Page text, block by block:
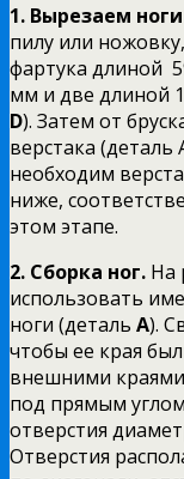
1. Вырезаем
пилу или
фартука длиной
мм и две длиной
D). Затем от
верстака
необходим
ниже,
этом этапе.
2. Сборка ног. На
использовать
ноги (деталь А).
чтобы ее края
внешними
под прямым
отверстия
Отверстия